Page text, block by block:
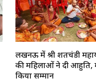
लखनऊ में श्री शतचंडी
की महिलाओं ने दी आहुति,
किया सम्मान